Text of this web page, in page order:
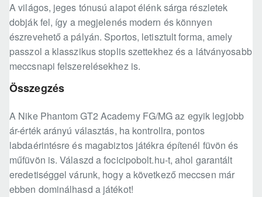
A világos, jeges tónusú alapot élénk sárga részletek
dobják fel, így a megjelenés modern és könnyen
észrevehető a pályán. Sportos, letisztult forma, amely
passzol a klasszikus stoplis szettekhez és a látványosabb
meccsnapi felszerelésekhez is.
Összegzés
A Nike Phantom GT2 Academy FG/MG az egyik legjobb
ár-érték arányú választás, ha kontrollra, pontos
labdaérintésre és magabiztos játékra építenél füvön és
műfüvön is. Válaszd a focicipobolt.hu-t, ahol garantált
eredetiséggel várunk, hogy a következő meccsen már
ebben dominálhasd a játékot!